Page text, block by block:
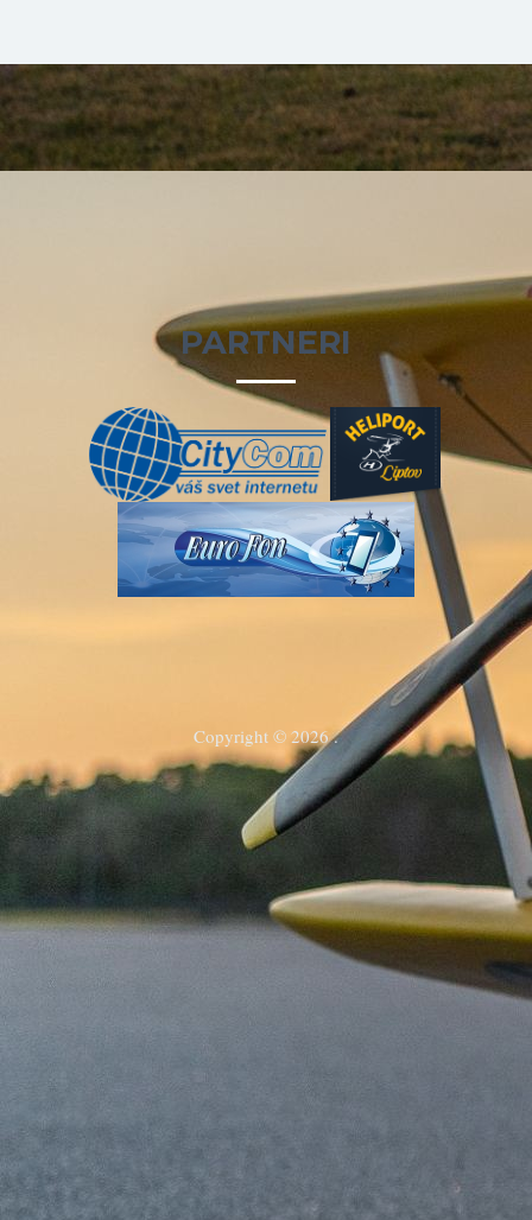
PARTNERI
Copyright © 2026 .